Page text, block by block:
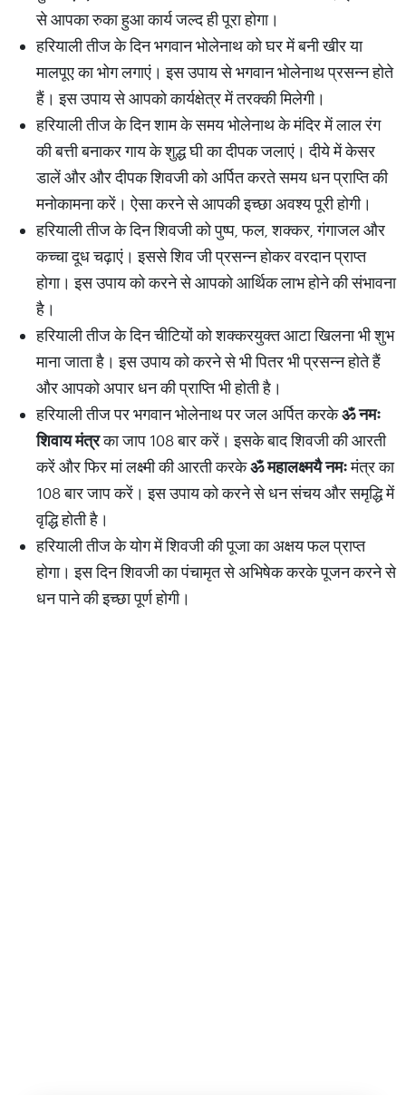
से आपका रुका हुआ कार्य जल्द ही पूरा होगा।
हरियाली तीज के दिन भगवान भोलेनाथ को घर में बनी खीर या
मालपूए का भोग लगाएं। इस उपाय से भगवान भोलेनाथ प्रसन्न होते
हैं। इस उपाय से आपको कार्यक्षेत्र में तरक्की मिलेगी।
हरियाली तीज के दिन शाम के समय भोलेनाथ के मंदिर में लाल रंग
की बत्ती बनाकर गाय के शुद्ध घी का दीपक जलाएं। दीये में केसर
डालें और और दीपक शिवजी को अर्पित करते समय धन प्राप्ति की
मनोकामना करें। ऐसा करने से आपकी इच्छा अवश्य पूरी होगी।
हरियाली तीज के दिन शिवजी को पुष्प, फल, शक्कर, गंगाजल और
कच्चा दूध चढ़ाएं। इससे शिव जी प्रसन्न होकर वरदान प्राप्त
होगा। इस उपाय को करने से आपको आर्थिक लाभ होने की संभावना
है।
हरियाली तीज के दिन चीटियों को शक्करयुक्त आटा खिलना भी शुभ
माना जाता है। इस उपाय को करने से भी पितर भी प्रसन्न होते हैं
और आपको अपार धन की प्राप्ति भी होती है।
हरियाली तीज पर भगवान भोलेनाथ पर जल अर्पित करकेॐनमः
शिवायमंत्रका जाप 108 बार करें। इसके बाद शिवजी की आरती
करें और फिर मां लक्ष्मी की आरती करकेॐमहालक्ष्मयैनमःमंत्र का
108 बार जाप करें। इस उपाय को करने से धन संचय और समृद्धि में
वृद्धि होती है।
हरियाली तीज के योग में शिवजी की पूजा का अक्षय फल प्राप्त
होगा। इस दिन शिवजी का पंचामृत से अभिषेक करके पूजन करने से
धन पाने की इच्छा पूर्ण होगी।